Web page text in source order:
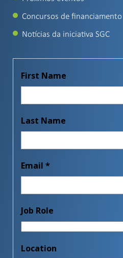
Concursos de financiamento
Notícias da iniciativa SGC